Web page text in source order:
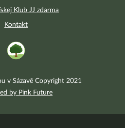
Klub JJ zdarma
Kontakt
v Sázavě Copyright 2021
by Pink Future